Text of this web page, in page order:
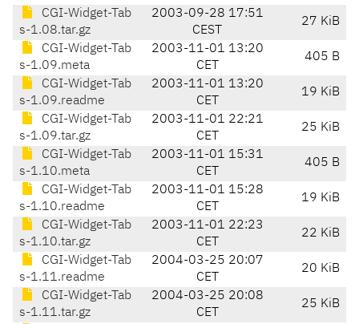
CGI-Widget-Tab
s-1.08.tar.gz
2003-09-28 17:51
CEST
27 KiB
CGI-Widget-Tab
s-1.09.meta
2003-11-01 13:20
CET
405 B
CGI-Widget-Tab
s-1.09.readme
2003-11-01 13:20
CET
19 KiB
CGI-Widget-Tab
s-1.09.tar.gz
2003-11-01 22:21
CET
25 KiB
CGI-Widget-Tab
s-1.10.meta
2003-11-01 15:31
CET
405 B
CGI-Widget-Tab
s-1.10.readme
2003-11-01 15:28
CET
19 KiB
CGI-Widget-Tab
s-1.10.tar.gz
2003-11-01 22:23
CET
22 KiB
CGI-Widget-Tab
s-1.11.readme
2004-03-25 20:07
CET
20 KiB
CGI-Widget-Tab
s-1.11.tar.gz
2004-03-25 20:08
CET
25 KiB